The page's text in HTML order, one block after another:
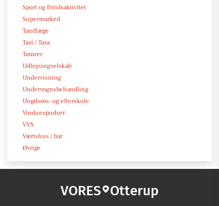
Sport og fritidsaktivitet
Supermarked
Tandlæge
Taxi / Taxa
Tømrer
Udlejningselskab
Undervisning
Undervognsbehandling
Ungdoms- og efterskole
Vinduespudser
VVS
Værtshus / bar
Øvrige
VORES Otterup